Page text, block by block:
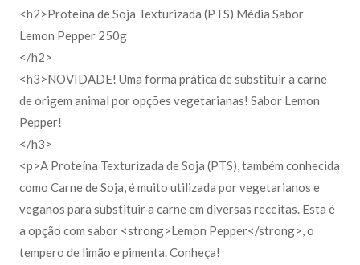
<h2>Proteína de Soja Texturizada (PTS) Média Sabor
Lemon Pepper 250g
</h2>
<h3>NOVIDADE! Uma forma prática de substituir a carne
de origem animal por opções vegetarianas! Sabor Lemon
Pepper!
</h3>
<p>A Proteína Texturizada de Soja (PTS), também conhecida
como Carne de Soja, é muito utilizada por vegetarianos e
veganos para substituir a carne em diversas receitas. Esta é
a opção com sabor <strong>Lemon Pepper</strong>, o
tempero de limão e pimenta. Conheça!